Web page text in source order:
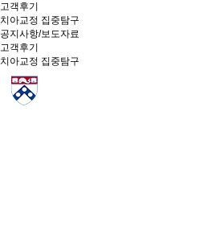
고객후기
치아교정 집중탐구
공지사항/보도자료
고객후기
치아교정 집중탐구